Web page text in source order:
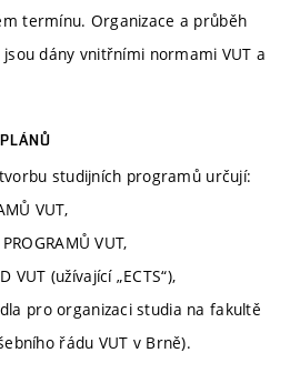
termínu. Organizace a průběh
dány vnitřními normami VUT a
studijních programů určují:
VUT,
VUT,
VUT (užívající „ECTS“),
pro organizaci studia na fakultě
řádu VUT v Brně).